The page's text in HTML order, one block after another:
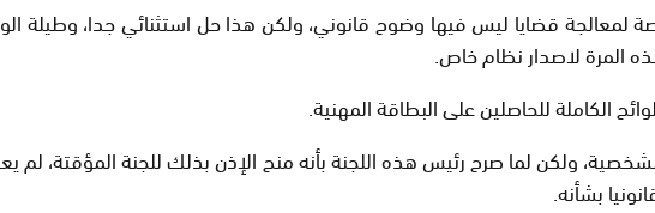
قضايا ليس فيها وضوح قانوني، ولكن هذا حل استثنائي جدا، وطيلة
المرة لاصدار نظام خاص.
الكاملة للحاصلين على البطاقة المهنية.
ولكن لما صرح رئيس هذه اللجنة بأنه منح الإذن بذلك للجنة المؤقتة، لم
بشأنه.